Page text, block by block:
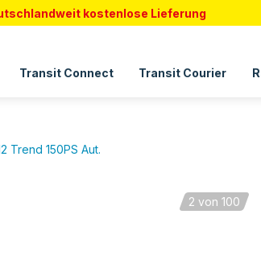
kostenlose Lieferung
Transit Connect Transit Courier
Trend 150PS Aut.
2 von 100